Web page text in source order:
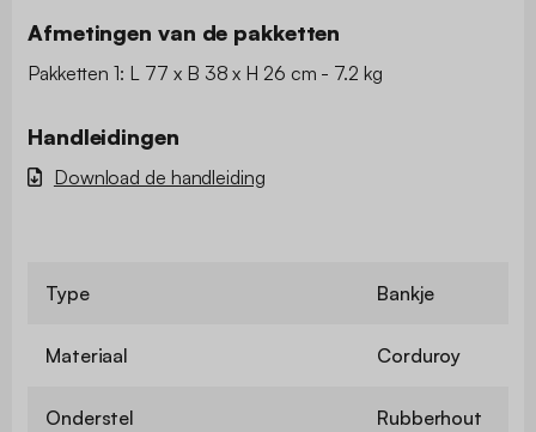
Afmetingen van de pakketten
Pakketten 1: L 77 x B 38 x H 26 cm - 7.2 kg
Handleidingen
Download de handleiding
Type Bankje
Materiaal Corduroy
Onderstel Rubberhout